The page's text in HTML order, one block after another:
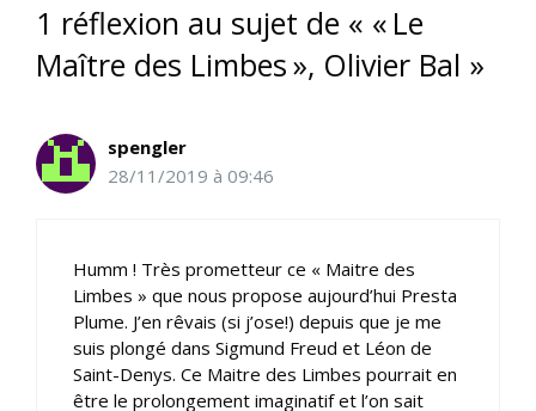
1 réflexion au sujet de « « Le
Maître des Limbes », Olivier Bal »
spengler
28/11/2019 à 09:46
Humm ! Très prometteur ce « Maitre des
Limbes » que nous propose aujourd’hui Presta
Plume. J’en rêvais (si j’ose!) depuis que je me
suis plongé dans Sigmund Freud et Léon de
Saint-Denys. Ce Maitre des Limbes pourrait en
être le prolongement imaginatif et l’on sait